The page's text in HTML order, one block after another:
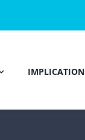
IMPLICATION